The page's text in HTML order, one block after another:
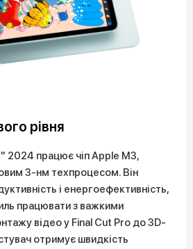
рівня
2024 працює чіп Apple M3,
3-нм техпроцесом. Він
і енергоефективність,
працювати з важкими
відео у Final Cut Pro до 3D-
отримує швидкість